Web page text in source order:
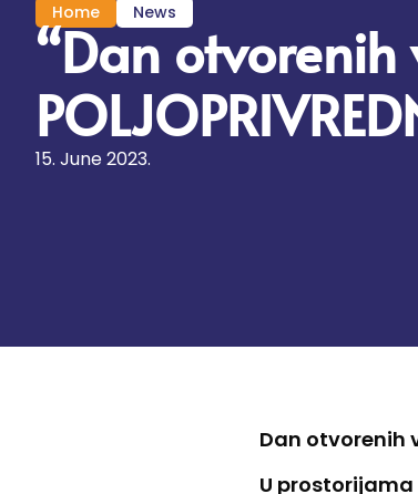
Home News
“Dan otvorenih
15. June 2023.
Dan otvorenih
U prostorijama